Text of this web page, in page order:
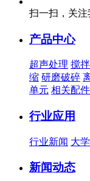
扫一扫，关注
产品中心
超声处理 搅
缩 研磨破碎
单元 相关配件
行业应用
行业新闻 大
新闻动态